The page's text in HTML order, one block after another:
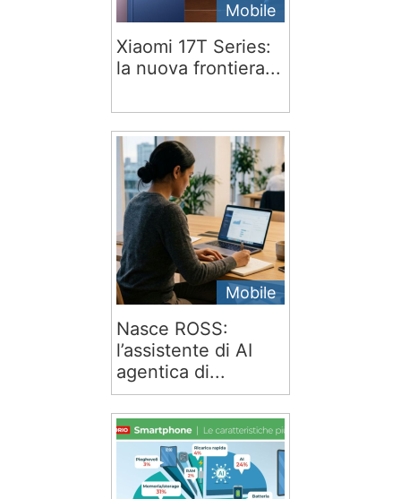
Mobile
Xiaomi 17T Series:
la nuova frontiera...
Mobile
Nasce ROSS:
l’assistente di AI
agentica di...